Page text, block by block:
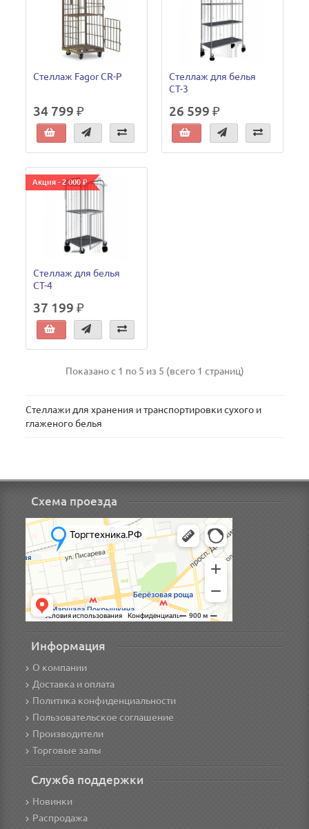
Стеллаж Fagor CR-P
34 799 ₽
Стеллаж для белья
СТ-3
26 599 ₽
Акция - 2 000 ₽
Стеллаж для белья
СТ-4
37 199 ₽
Показано с 1 по 5 из 5 (всего 1 страниц)
Стеллажи для хранения и транспортировки сухого и
глаженого белья
Схема проезда
Информация
О компании
Доставка и оплата
Политика конфиденциальности
Пользовательское соглашение
Производители
Торговые залы
Служба поддержки
Новинки
Распродажа